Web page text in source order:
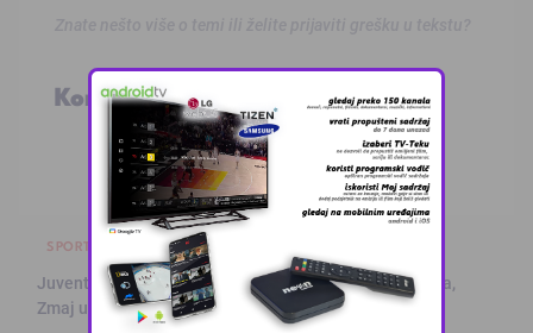
Komentari
SPORT
Juventus na Alajbegovićevom debiju poražen od Intera,
Zmaj učestvov …